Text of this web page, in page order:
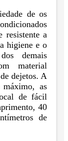
de os
resistente a
higiene e o
demais
material
dejetos. A
as
de fácil
40
de